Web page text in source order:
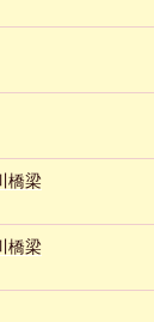
橋梁
橋梁